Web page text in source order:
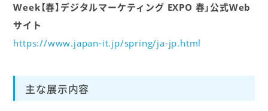
Week【春】デジタルマーケティング EXPO 春」公式Web
サイト
https://www.japan-it.jp/spring/ja-jp.html
主な展示内容